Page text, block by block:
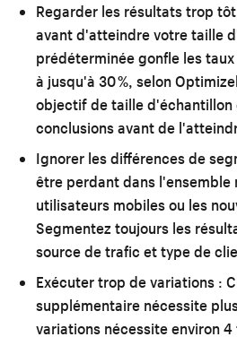
Regarder les résultats trop
avant d'atteindre votre taille
prédéterminée gonfle les
à jusqu'à 30 %, selon
objectif de taille d'échantillon
conclusions avant de
Ignorer les différences de
être perdant dans l'ensemble
utilisateurs mobiles ou les
Segmentez toujours les
source de trafic et type de
Exécuter trop de variations :
supplémentaire nécessite
variations nécessite environ